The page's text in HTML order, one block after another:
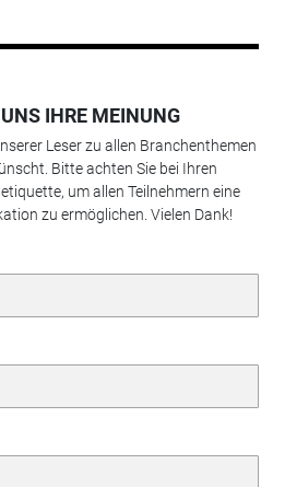
IHRE MEINUNG
Leser zu allen Branchenthemen
Bitte achten Sie bei Ihren
um allen Teilnehmern eine
zu ermöglichen. Vielen Dank!